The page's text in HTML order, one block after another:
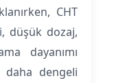
CHT
düşük dozaj,
dayanımı
daha dengeli